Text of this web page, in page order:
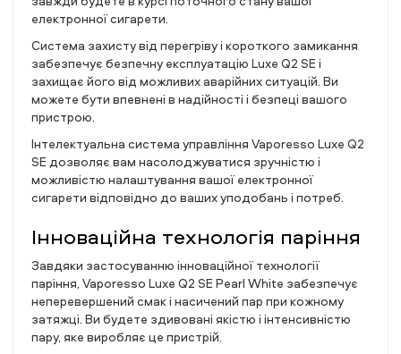
електронної сигарети.
Система захисту від перегріву і короткого замикання
забезпечує безпечну експлуатацію Luxe Q2 SE і
захищає його від можливих аварійних ситуацій. Ви
можете бути впевнені в надійності і безпеці вашого
пристрою.
Інтелектуальна система управління Vaporesso Luxe Q2
SE дозволяє вам насолоджуватися зручністю і
можливістю налаштування вашої електронної
сигарети відповідно до ваших уподобань і потреб.
Інноваційна технологія паріння
Завдяки застосуванню інноваційної технології
паріння, Vaporesso Luxe Q2 SE Pearl White забезпечує
неперевершений смак і насичений пар при кожному
затяжці. Ви будете здивовані якістю і інтенсивністю
пару, яке виробляє це пристрій.